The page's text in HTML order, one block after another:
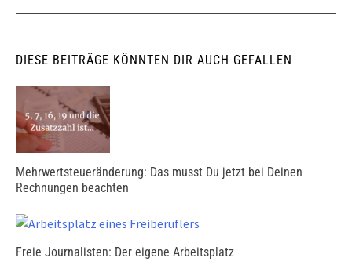
DIESE BEITRÄGE KÖNNTEN DIR AUCH GEFALLEN
Mehrwertsteueränderung: Das musst Du jetzt bei Deinen
Rechnungen beachten
Freie Journalisten: Der eigene Arbeitsplatz